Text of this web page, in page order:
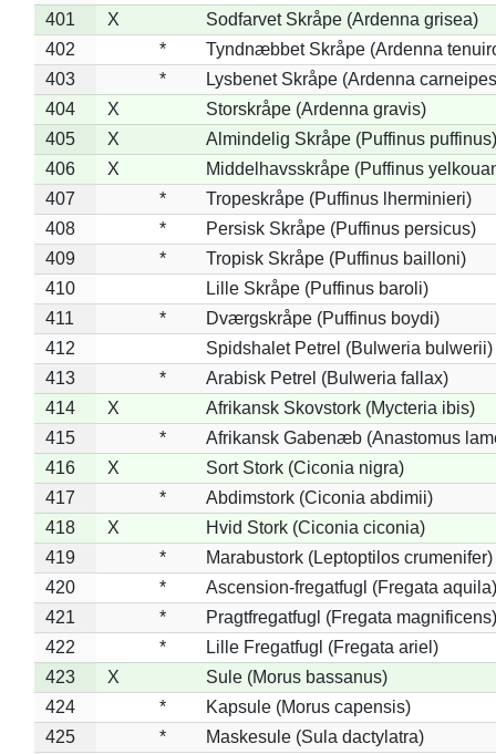
401
X
Sodfarvet Skråpe (Ardenna grisea)
402
*
Tyndnæbbet Skråpe (Ardenna
403
*
Lysbenet Skråpe (Ardenna
404
X
Storskråpe (Ardenna gravis)
405
X
Almindelig Skråpe (Puffinus puffinus)
406
X
Middelhavsskråpe (Puffinus
407
*
Tropeskråpe (Puffinus lherminieri)
408
*
Persisk Skråpe (Puffinus persicus)
409
*
Tropisk Skråpe (Puffinus bailloni)
410
Lille Skråpe (Puffinus baroli)
411
*
Dværgskråpe (Puffinus boydi)
412
Spidshalet Petrel (Bulweria bulwerii)
413
*
Arabisk Petrel (Bulweria fallax)
414
X
Afrikansk Skovstork (Mycteria ibis)
415
*
Afrikansk Gabenæb (Anastomus
416
X
Sort Stork (Ciconia nigra)
417
*
Abdimstork (Ciconia abdimii)
418
X
Hvid Stork (Ciconia ciconia)
419
*
Marabustork (Leptoptilos crumenifer)
420
*
Ascension-fregatfugl (Fregata aquila)
421
*
Pragtfregatfugl (Fregata magnificens)
422
*
Lille Fregatfugl (Fregata ariel)
423
X
Sule (Morus bassanus)
424
*
Kapsule (Morus capensis)
425
*
Maskesule (Sula dactylatra)